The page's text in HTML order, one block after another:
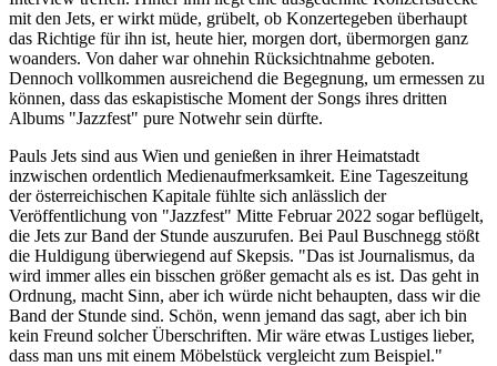
mit den Jets, er wirkt müde, grübelt, ob Konzertegeben überhaupt
das Richtige für ihn ist, heute hier, morgen dort, übermorgen ganz
woanders. Von daher war ohnehin Rücksichtnahme geboten.
Dennoch vollkommen ausreichend die Begegnung, um ermessen zu
können, dass das eskapistische Moment der Songs ihres dritten
Albums "Jazzfest" pure Notwehr sein dürfte.
Pauls Jets sind aus Wien und genießen in ihrer Heimatstadt
inzwischen ordentlich Medienaufmerksamkeit. Eine Tageszeitung
der österreichischen Kapitale fühlte sich anlässlich der
Veröffentlichung von "Jazzfest" Mitte Februar 2022 sogar beflügelt,
die Jets zur Band der Stunde auszurufen. Bei Paul Buschnegg stößt
die Huldigung überwiegend auf Skepsis. "Das ist Journalismus, da
wird immer alles ein bisschen größer gemacht als es ist. Das geht in
Ordnung, macht Sinn, aber ich würde nicht behaupten, dass wir die
Band der Stunde sind. Schön, wenn jemand das sagt, aber ich bin
kein Freund solcher Überschriften. Mir wäre etwas Lustiges lieber,
dass man uns mit einem Möbelstück vergleicht zum Beispiel."